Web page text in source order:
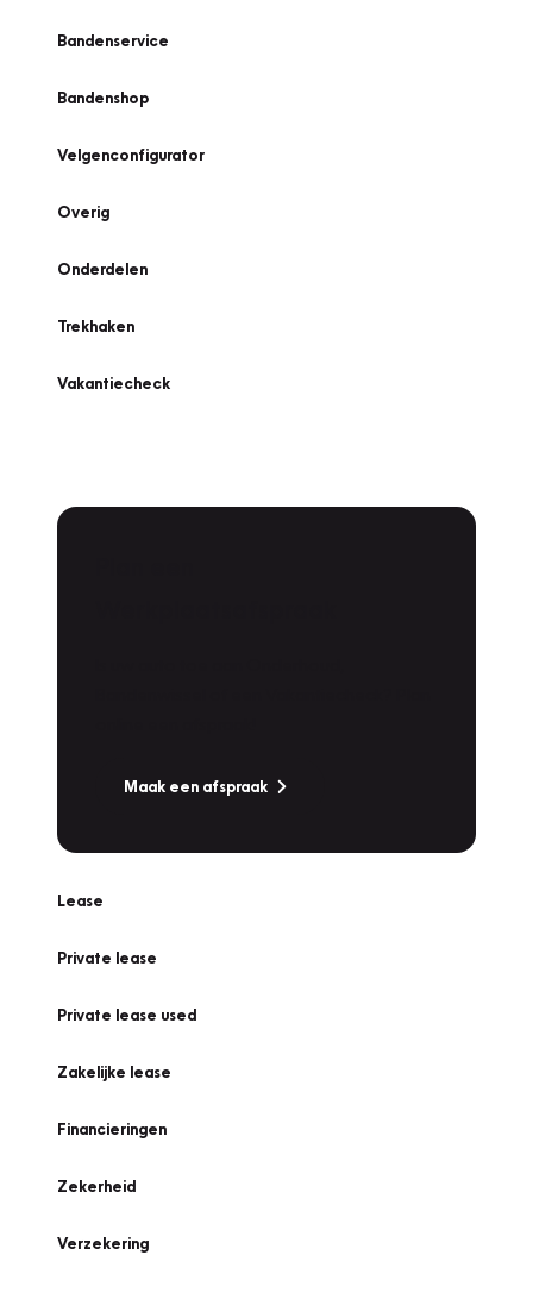
Bandenservice
Bandenshop
Velgenconfigurator
Overig
Onderdelen
Trekhaken
Vakantiecheck
Maak een afspraak
Lease
Private lease
Private lease used
Zakelijke lease
Financieringen
Zekerheid
Verzekering